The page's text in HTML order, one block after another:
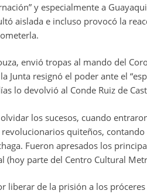
y especialmente a
aislada e incluso provocó la
envió tropas al mando del
resignó el poder ante el
lo devolvió al Conde Ruiz de
los sucesos, cuando
quiteños,
Fueron apresados los
(hoy parte del Centro Cultural
liberar de la prisión a los